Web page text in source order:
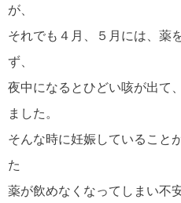
が、
それでも４月、５月には、薬
ず、
夜中になるとひどい咳が出て
ました。
そんな時に妊娠していること
た
薬が飲めなくなってしまい不